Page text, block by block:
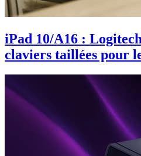
iPad 10/A16 :
claviers taillées pour